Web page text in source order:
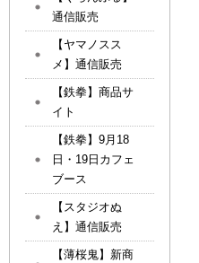
通信販売
【ヤマノスス
メ】通信販売
【鉄拳】商品サ
イト
【鉄拳】9月18
日・19日カフェ
ブース
【スタジオぬ
え】通信販売
【薄桜鬼】新商